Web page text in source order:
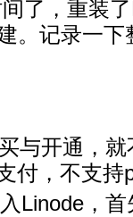
了，重装
。记录一
与开通，
付，不支持
Linode，